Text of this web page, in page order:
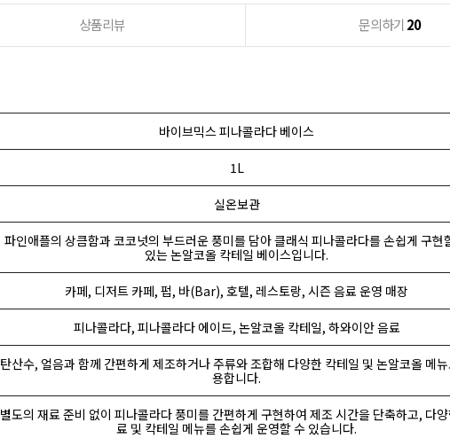
상품리뷰 문의하기 20
바이브믹스 피나콜라다 베이스
1L
실온보관
파인애플의 상큼함과 코코넛의 부드러운 풍미를 담아 클래식 피나콜라다를 손쉽게 구현
있는 논알코올 칵테일 베이스입니다.
카페, 디저트 카페, 펍, 바(Bar), 호텔, 레스토랑, 시즌 음료 운영 매장
피나콜라다, 피나콜라다 에이드, 논알코올 칵테일, 하와이안 음료
탄산수, 얼음과 함께 간편하게 제조하거나 주류와 조합해 다양한 칵테일 및 논알코올 메
용합니다.
별도의 재료 준비 없이 피나콜라다 풍미를 간편하게 구현하여 제조 시간을 단축하고, 다
료 및 칵테일 메뉴를 손쉽게 운영할 수 있습니다.